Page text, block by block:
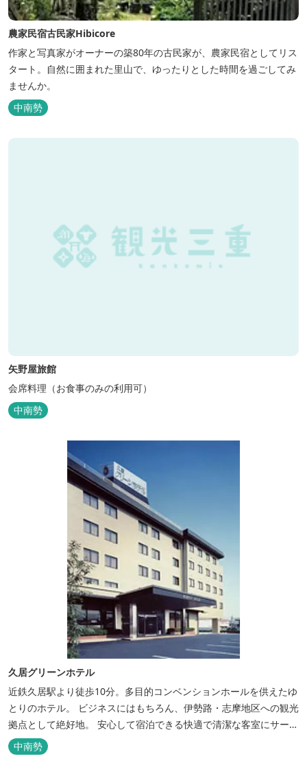
農家民宿古民家Hibicore
作家と写真家がオーナーの築80年の古民家が、農家民宿としてリス
タート。自然に囲まれた里山で、ゆったりとした時間を過ごしてみ
ませんか。
中南勢
矢野屋旅館
会席料理（お食事のみの利用可）
中南勢
久居グリーンホテル
近鉄久居駅より徒歩10分。多目的コンベンションホールを供えたゆ
とりのホテル。 ビジネスにはもちろん、伊勢路・志摩地区への観光
拠点として絶好地。 安心して宿泊できる快適で清潔な客室にサービ
スも行き届いています。一志・ 嬉野のゴルフ場に至近。
中南勢